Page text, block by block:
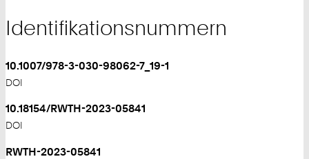
Identifikationsnummern
10.1007/978-3-030-98062-7_19-1
DOI
10.18154/RWTH-2023-05841
DOI
RWTH-2023-05841